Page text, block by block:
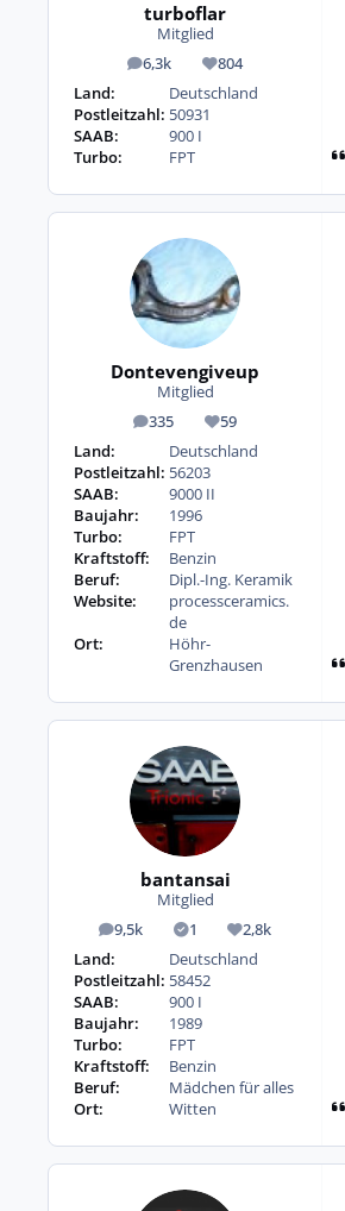
turboflar
Mitglied
6,3k
Beiträge 804
Reputation
Land:
Deutschland
Postleitzahl: 50931
SAAB:
900 I
Turbo:
FPT
Dontevengiveup
Mitglied
335
Beiträge 59
Reputation
Land:
Deutschland
Postleitzahl: 56203
SAAB:
9000 II
Baujahr:
1996
Turbo:
FPT
Kraftstoff:
Benzin
Beruf:
Dipl.-Ing. Keramik
Website:
processceramics.
de
Ort:
Höhr-
Grenzhausen
bantansai
Mitglied
9,5k
Beiträge 1
Lösungen2,8k
Reputation
Land:
Deutschland
Postleitzahl: 58452
SAAB:
900 I
Baujahr:
1989
Turbo:
FPT
Kraftstoff:
Benzin
Beruf:
Mädchen für alles
Ort:
Witten